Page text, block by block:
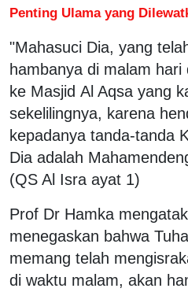
Penting Ulama yang
"Mahasuci Dia, yang
hambanya di malam
ke Masjid Al Aqsa yang
sekelilingnya, karena
kepadanya tanda-tanda
Dia adalah
(QS Al Isra ayat 1)
Prof Dr Hamka
menegaskan bahwa
memang telah
di waktu malam, akan